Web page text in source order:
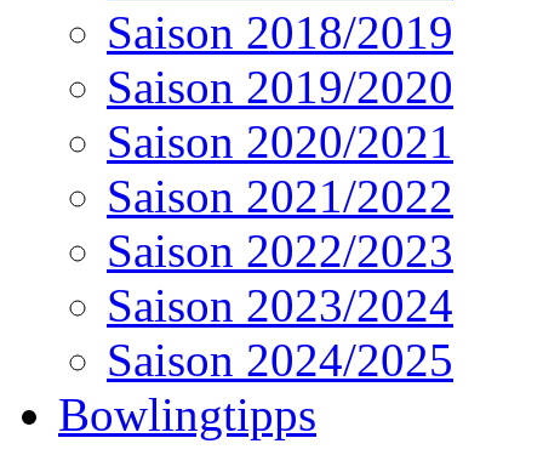
Saison 2018/2019
Saison 2019/2020
Saison 2020/2021
Saison 2021/2022
Saison 2022/2023
Saison 2023/2024
Saison 2024/2025
Bowlingtipps